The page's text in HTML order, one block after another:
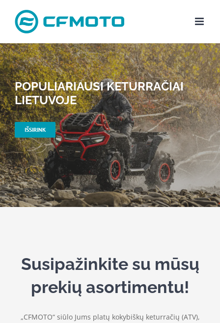
content
POPULIARIAUSI KETURRAČIAI
LIETUVOJE
IŠSIRINK
Susipažinkite su mūsų
prekių asortimentu!
„CFMOTO“ siūlo Jums platų kokybiškų keturračių (ATV),